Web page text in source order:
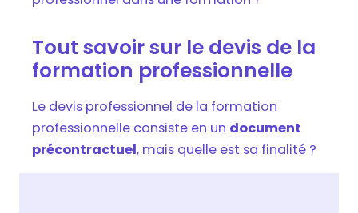
Tout savoir sur le devis de la
formation professionnelle
Le devis professionnel de la formation
professionnelle consiste en un document
précontractuel, mais quelle est sa finalité ?